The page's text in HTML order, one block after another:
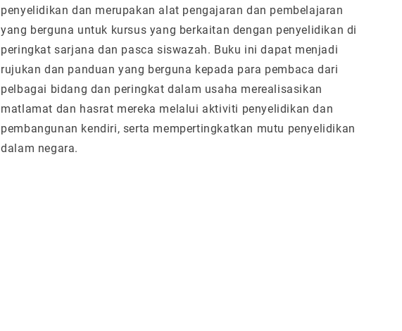
penyelidikan dan merupakan alat pengajaran dan pembelajaran
yang berguna untuk kursus yang berkaitan dengan penyelidikan di
peringkat sarjana dan pasca siswazah. Buku ini dapat menjadi
rujukan dan panduan yang berguna kepada para pembaca dari
pelbagai bidang dan peringkat dalam usaha merealisasikan
matlamat dan hasrat mereka melalui aktiviti penyelidikan dan
pembangunan kendiri, serta mempertingkatkan mutu penyelidikan
dalam negara.